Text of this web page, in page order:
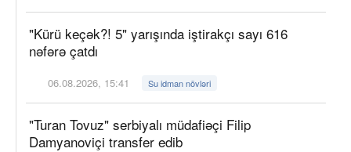
"Kürü keçək?! 5" yarışında iştirakçı sayı 616
nəfərə çatdı
06.08.2026, 15:41 Su idman növləri
"Turan Tovuz" serbiyalı müdafiəçi Filip
Damyanoviçi transfer edib